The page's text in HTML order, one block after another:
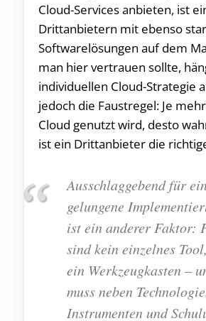
Cloud-Services anbieten, ist
Drittanbietern mit ebenso
Softwarelösungen auf dem
man hier vertrauen sollte,
individuellen Cloud-Strategie
jedoch die Faustregel: Je
Cloud genutzt wird, desto
ist ein Drittanbieter die
Ausschlaggebend für
gelungene
ist ein anderer Faktor:
sind kein einzelnes
ein Werkzeugkasten –
muss neben
Instrumenten und